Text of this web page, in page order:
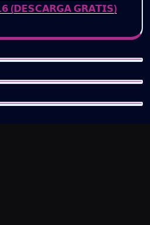
(𝗗𝗘𝗦𝗖𝗔𝗥𝗚𝗔 𝗚𝗥𝗔𝗧𝗜𝗦)